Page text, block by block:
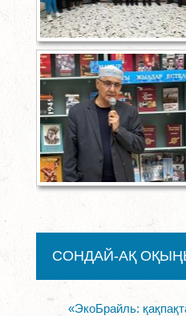
СОНДАЙ-АҚ
«ЭкоБрайль: